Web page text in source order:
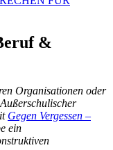
&
Organisationen oder
Gegen Vergessen –
ein